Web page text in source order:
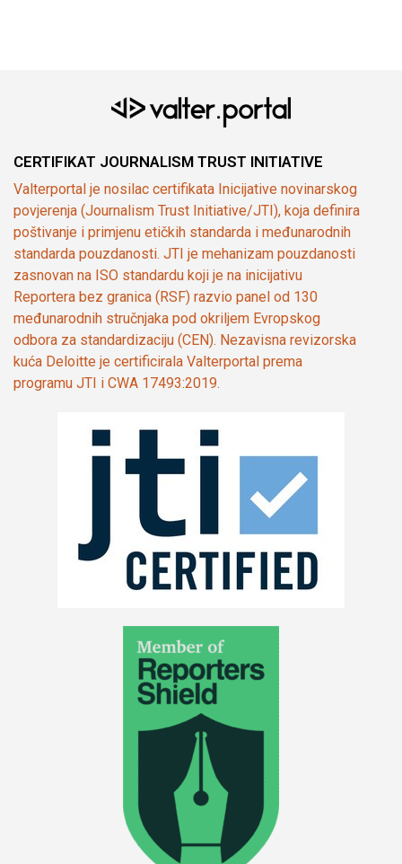
CERTIFIKAT JOURNALISM TRUST INITIATIVE
Valterportal je nosilac certifikata Inicijative novinarskog
povjerenja (Journalism Trust Initiative/JTI), koja definira
poštivanje i primjenu etičkih standarda i međunarodnih
standarda pouzdanosti. JTI je mehanizam pouzdanosti
zasnovan na ISO standardu koji je na inicijativu
Reportera bez granica (RSF) razvio panel od 130
međunarodnih stručnjaka pod okriljem Evropskog
odbora za standardizaciju (CEN). Nezavisna revizorska
kuća Deloitte je certificirala Valterportal prema
programu JTI i CWA 17493:2019.